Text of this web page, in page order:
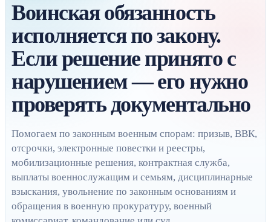
Воинская обязанность
исполняется по закону.
Если решение принято с
нарушением — его нужно
проверять документально
Помогаем по законным военным спорам: призыв, ВВК,
отсрочки, электронные повестки и реестры,
мобилизационные решения, контрактная служба,
выплаты военнослужащим и семьям, дисциплинарные
взыскания, увольнение по законным основаниям и
обращения в военную прокуратуру, военный